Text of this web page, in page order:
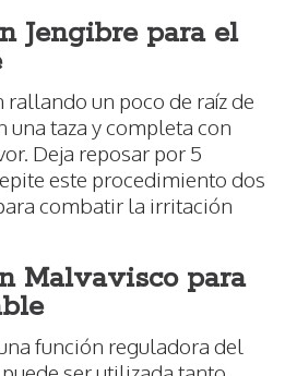
Jengibre para el
rallando un poco de raíz de
una taza y completa con
Deja reposar por 5
este procedimiento dos
combatir la irritación
Malvavisco para
función reguladora del